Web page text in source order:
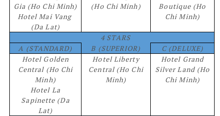
Gia (Ho Chi Minh)
Hotel Mai Vang
(Da Lat)
(Ho Chi Minh)
Boutique (Ho
Chi Minh)
4 STARS
A (STANDARD)
B (SUPERIOR)
C (DELUXE)
Hotel Golden
Central (Ho Chi
Minh)
Hotel La
Sapinette (Da
Lat)
Hotel Liberty
Central (Ho Chi
Minh)
Hotel Grand
Silver Land (Ho
Chi Minh)